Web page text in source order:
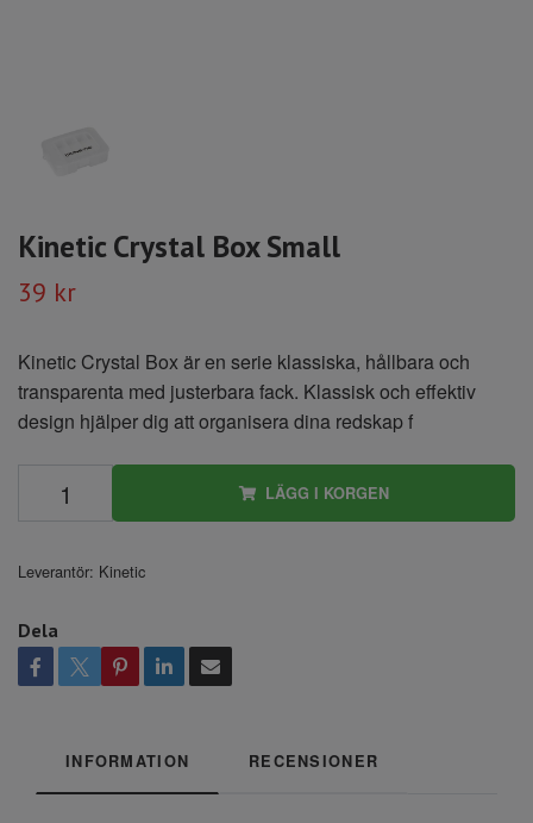
Kinetic Crystal Box Small
39 kr
Kinetic Crystal Box är en serie klassiska, hållbara och
transparenta med justerbara fack. Klassisk och effektiv
design hjälper dig att organisera dina redskap f
LÄGG I KORGEN
Leverantör: Kinetic
Dela
INFORMATION RECENSIONER